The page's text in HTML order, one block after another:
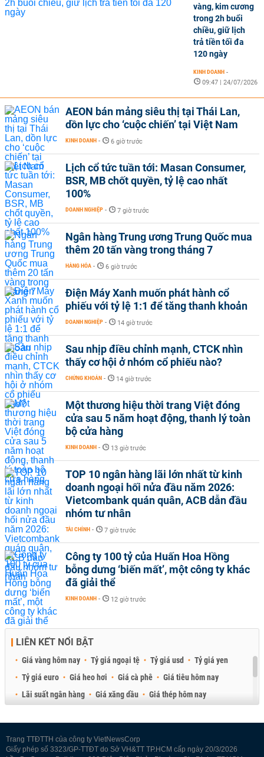
vàng, kim cương
trong 2h buổi
chiều, giữ lịch
trả tiền tối đa
120 ngày
KINH DOANH -
09:47 | 24/07/2026
AEON bán mảng siêu thị tại Thái Lan,
dồn lực cho ‘cuộc chiến’ tại Việt Nam
KINH DOANH - 6 giờ trước
Lịch cổ tức tuần tới: Masan Consumer,
BSR, MB chốt quyền, tỷ lệ cao nhất
100%
DOANH NGHIỆP - 7 giờ trước
Ngân hàng Trung ương Trung Quốc mua
thêm 20 tấn vàng trong tháng 7
HÀNG HÓA - 6 giờ trước
Điện Máy Xanh muốn phát hành cổ
phiếu với tỷ lệ 1:1 để tăng thanh khoản
DOANH NGHIỆP - 14 giờ trước
Sau nhịp điều chỉnh mạnh, CTCK nhìn
thấy cơ hội ở nhóm cổ phiếu nào?
CHỨNG KHOÁN - 14 giờ trước
Một thương hiệu thời trang Việt đóng
cửa sau 5 năm hoạt động, thanh lý toàn
bộ cửa hàng
KINH DOANH - 13 giờ trước
TOP 10 ngân hàng lãi lớn nhất từ kinh
doanh ngoại hối nửa đầu năm 2026:
Vietcombank quán quân, ACB dẫn đầu
nhóm tư nhân
TÀI CHÍNH - 7 giờ trước
Công ty 100 tỷ của Huấn Hoa Hồng
bỗng dưng ‘biến mất’, một công ty khác
đã giải thể
KINH DOANH - 12 giờ trước
LIÊN KẾT NỔI BẬT
Giá vàng hôm nay Tỷ giá ngoại tệ Tỷ giá usd
Tỷ giá yen
Tỷ giá euro
Giá heo hơi Giá cà phê
Giá tiêu hôm nay
Lãi suất ngân hàng
Giá xăng dầu
Giá thép hôm nay
Trang TTĐTTH của công ty VietNewsCorp
Giấy phép số 3323/GP-TTĐT do Sở VH&TT TP.HCM cấp ngày 20/3/2026